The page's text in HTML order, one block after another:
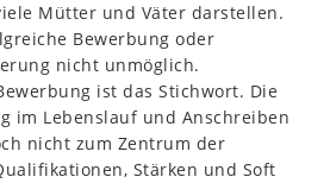
Mütter und Väter darstellen.
Bewerbung oder
nicht unmöglich.
ist das Stichwort. Die
im Lebenslauf und Anschreiben
nicht zum Zentrum der
Stärken und Soft